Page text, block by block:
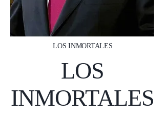
LOS INMORTALES
LOS
INMORTALES